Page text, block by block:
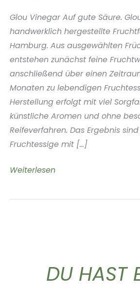
Glou Vinegar Auf gute Säure.
handwerklich hergestellte
Hamburg. Aus ausgewählten
entstehen zunächst feine
anschließend über einen
Monaten zu lebendigen
Herstellung erfolgt mit viel
künstliche Aromen und ohne
Reifeverfahren. Das Ergebnis
Fruchtessige mit [...]
Glou
Hamburg
Weiterlesen
DU HAST